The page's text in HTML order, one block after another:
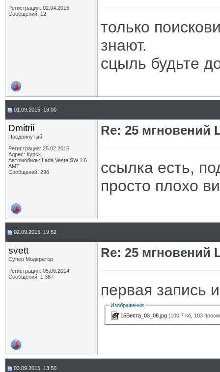
Регистрация: 02.04.2015
Сообщений: 12
только
знают.
сцыль будьте
01.09.2015, 18:00
Dmitrii
Продвинутый
Регистрация: 25.02.2015
Адрес: Курск
Автомобиль: Lada Vesta SW 1.6
АМТ
Сообщений: 296
Re: 25 мгновений
ссылка есть,
просто плохо
02.09.2015, 19:52
svett
Супер Модератор
Регистрация: 05.06.2014
Сообщений: 1,387
Re: 25 мгновений
первая запись
Изображения
15Веста_03_08.jpg (100.7 Кб, 103
03.09.2015, 13:50